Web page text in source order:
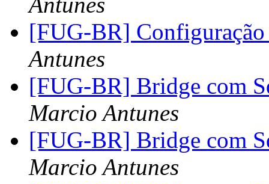
[FUG-BR]
Antunes
[FUG-BR] Bridge com
Marcio Antunes
[FUG-BR] Bridge com
Marcio Antunes